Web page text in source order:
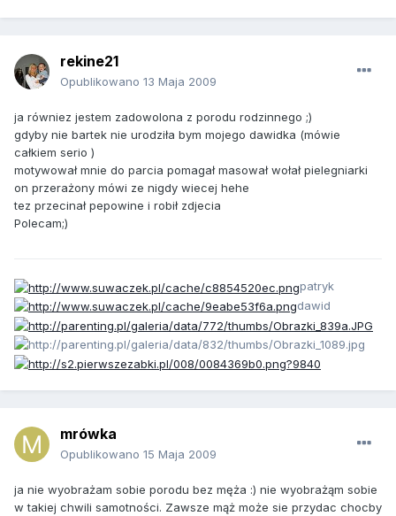
rekine21
Opublikowano 13 Maja 2009
ja równiez jestem zadowolona z porodu rodzinnego ;)
gdyby nie bartek nie urodziła bym mojego dawidka (mówie
całkiem serio )
motywował mnie do parcia pomagał masował wołał pielegniarki
on przerażony mówi ze nigdy wiecej hehe
tez przecinał pepowine i robił zdjecia
Polecam;)
patryk
dawid
mrówka
Opublikowano 15 Maja 2009
ja nie wyobrażam sobie porodu bez męża :) nie wyobrażąm sobie
w takiej chwili samotności. Zawsze mąż może sie przydac chocby